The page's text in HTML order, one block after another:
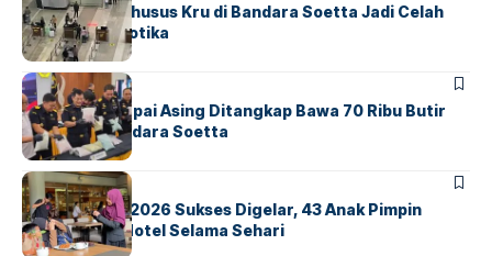
Ketika Jalur Khusus Kru di Bandara Soetta Jadi Celah
Sindikat Narkotika
BANDARA BERITA
Kopilot Maskapai Asing Ditangkap Bawa 70 Ribu Butir
Ekstasi di Bandara Soetta
BERITAINDEX
GM For A Day 2026 Sukses Digelar, 43 Anak Pimpin
Operasional Hotel Selama Sehari